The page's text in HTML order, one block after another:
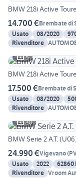
BMW 218i Active
14.700 €Brembate di
Usato
08/2020
Rivenditore
5
BMW 218i Active
17.500 €Brembate di
Usato
08/2020
Rivenditore
30
BMW Serie 2 A.T.
24.990 €Vigevano(
Usato
2022 62860
Rivenditore Vroom